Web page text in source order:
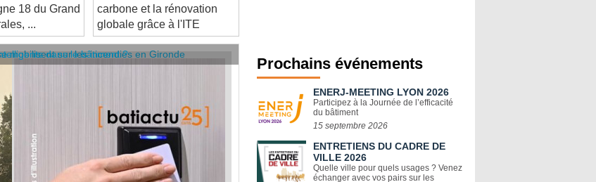
...
globale grâce à l'ITE
mobilisent sur les incendies en Gironde
dans le bâtiment ?
Prochains événements
ENERJ-MEETING LYON 2026
Participez à la Journée de l’efficacité
du bâtiment
15 septembre 2026
ENTRETIENS DU CADRE DE
VILLE 2026
Quelle ville pour quels usages ? Venez
échanger avec vos pairs sur les